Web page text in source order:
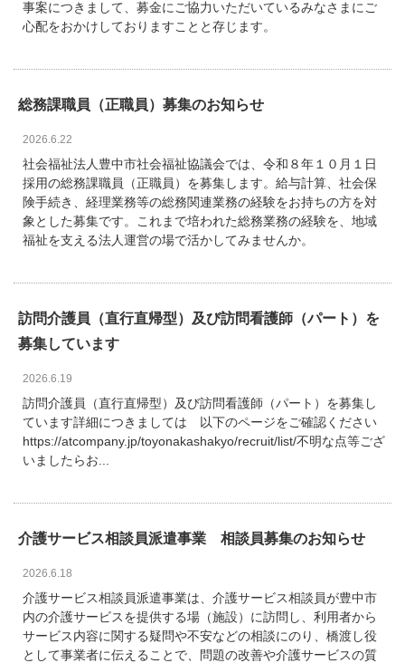
事案につきまして、募金にご協力いただいているみなさまにご
心配をおかけしておりますことと存じます。
総務課職員（正職員）募集のお知らせ
2026.6.22
社会福祉法人豊中市社会福祉協議会では、令和８年１０月１日
採用の総務課職員（正職員）を募集します。給与計算、社会保
険手続き、経理業務等の総務関連業務の経験をお持ちの方を対
象とした募集です。これまで培われた総務業務の経験を、地域
福祉を支える法人運営の場で活かしてみませんか。
訪問介護員（直行直帰型）及び訪問看護師（パート）を
募集しています
2026.6.19
訪問介護員（直行直帰型）及び訪問看護師（パート）を募集し
ています詳細につきましては 以下のページをご確認ください
https://atcompany.jp/toyonakashakyo/recruit/list/不明な点等ござ
いましたらお...
介護サービス相談員派遣事業 相談員募集のお知らせ
2026.6.18
介護サービス相談員派遣事業は、介護サービス相談員が豊中市
内の介護サービスを提供する場（施設）に訪問し、利用者から
サービス内容に関する疑問や不安などの相談にのり、橋渡し役
として事業者に伝えることで、問題の改善や介護サービスの質